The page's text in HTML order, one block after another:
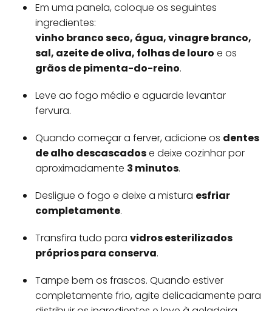
Em uma panela, coloque os seguintes
ingredientes:
vinho branco seco, água, vinagre branco,
sal, azeite de oliva, folhas de louro e os
grãos de pimenta-do-reino.
Leve ao fogo médio e aguarde levantar
fervura.
Quando começar a ferver, adicione os dentes
de alho descascadose deixe cozinhar por
aproximadamente 3 minutos.
Desligue o fogo e deixe a mistura esfriar
completamente.
Transfira tudo para vidros esterilizados
próprios para conserva.
Tampe bem os frascos. Quando estiver
completamente frio, agite delicadamente para